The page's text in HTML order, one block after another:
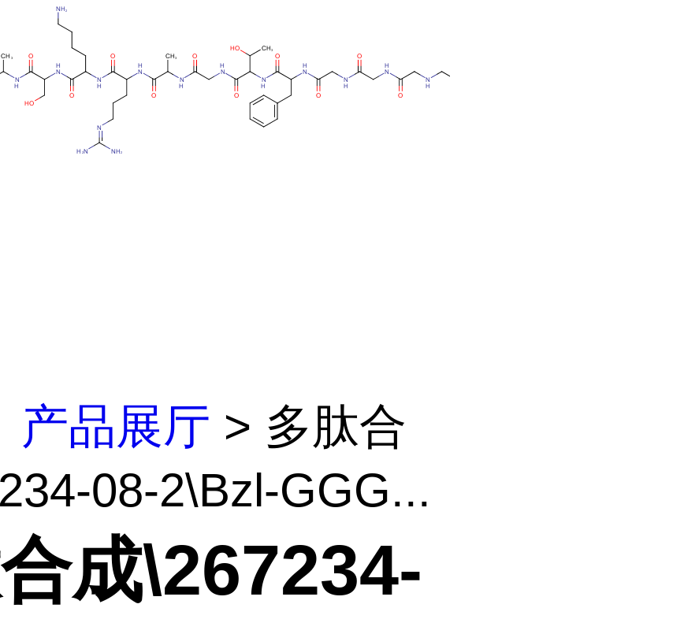
产品展厅 > 多肽合
08-2\Bzl-GGG...
成\267234-